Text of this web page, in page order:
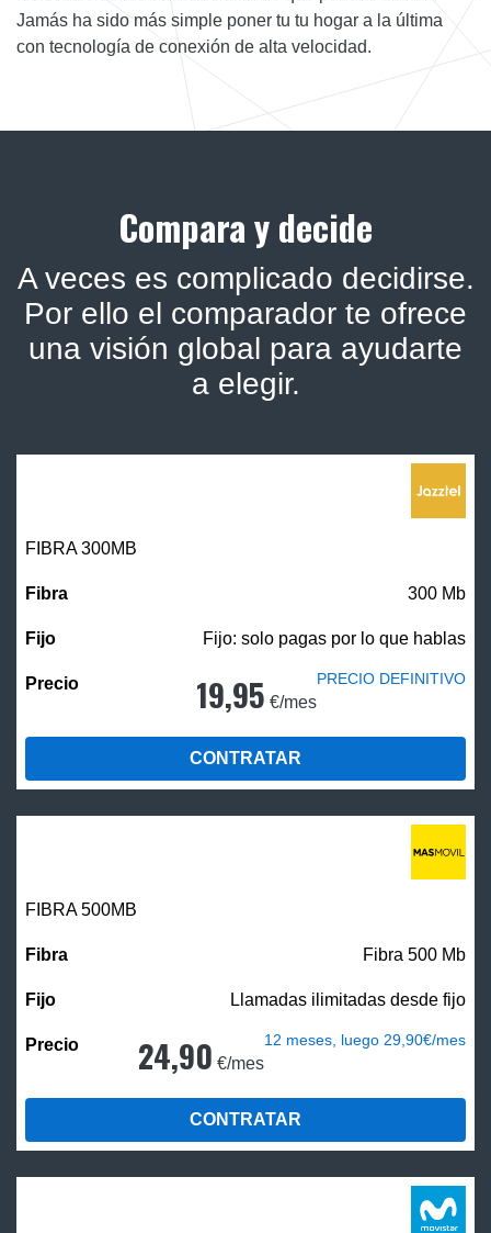
Jamás ha sido más simple poner tu tu hogar a la última
con tecnología de conexión de alta velocidad.
Compara y decide
A veces es complicado decidirse.
Por ello el comparador te ofrece
una visión global para ayudarte
a elegir.
FIBRA 300MB
300 Mb
Fijo: solo pagas por lo que hablas
19,95 €/mes
PRECIO DEFINITIVO
CONTRATAR
FIBRA500MB
Fibra 500 Mb
Llamadas ilimitadas desde fijo
24,90 €/mes
12 meses, luego 29,90€/mes
CONTRATAR